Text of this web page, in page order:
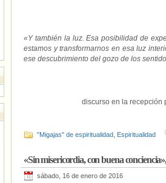
«Y también la luz. Esa posibilidad de
estamos y transformarnos en esa luz
ese descubrimiento del gozo de los
discurso en la recepción
"Migajas" de espiritualidad Espiritualidad
«Sin misericordia, con buena
sábado, 16 de enero de 2016